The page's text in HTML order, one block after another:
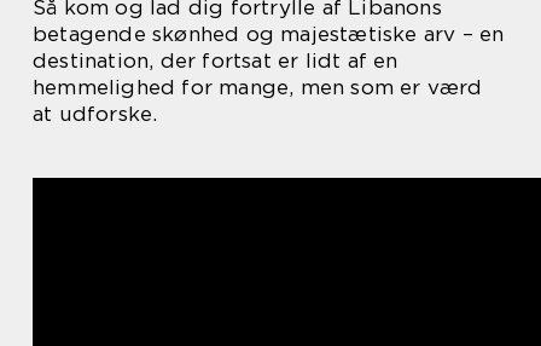
Så kom og lad dig fortrylle af Libanons
betagende skønhed og majestætiske arv – en
destination, der fortsat er lidt af en
hemmelighed for mange, men som er værd
at udforske.